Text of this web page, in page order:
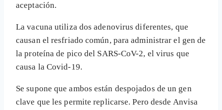
aceptación.
La vacuna utiliza dos adenovirus diferentes, que
causan el resfriado común, para administrar el gen de
la proteína de pico del SARS-CoV-2, el virus que
causa la Covid-19.
Se supone que ambos están despojados de un gen
clave que les permite replicarse. Pero desde Anvisa